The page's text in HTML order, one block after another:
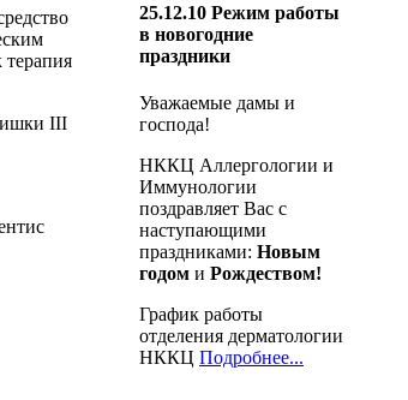
III
25.12.10 Режим работы
в новогодние
праздники
Уважаемые дамы и
господа!
НККЦ Аллергологии и
Иммунологии
поздравляет Вас с
наступающими
праздниками: Новым
годом и Рождеством!
График работы
отделения дерматологии
НККЦ Подробнее...